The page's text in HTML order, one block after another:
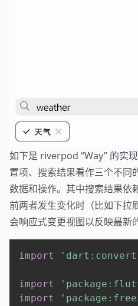
如下是 riverpod “Way” 的实
置项、搜索结果看作三个不
数据和操作。其中搜索结果依
前两者发生变化时（比如下拉
会响应式变更视图以反映最新
import
import
import